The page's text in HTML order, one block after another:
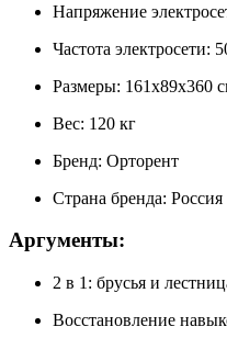
Напряжение
Частота электросети:
Размеры: 161х89х360
Вес: 120 кг
Бренд: Орторент
Страна бренда: Россия
Аргументы:
2 в 1: брусья и
Восстановление